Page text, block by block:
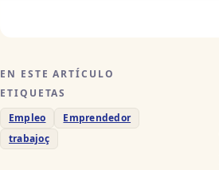
EN ESTE ARTÍCULO
ETIQUETAS
Empleo
Emprendedor
trabajoç